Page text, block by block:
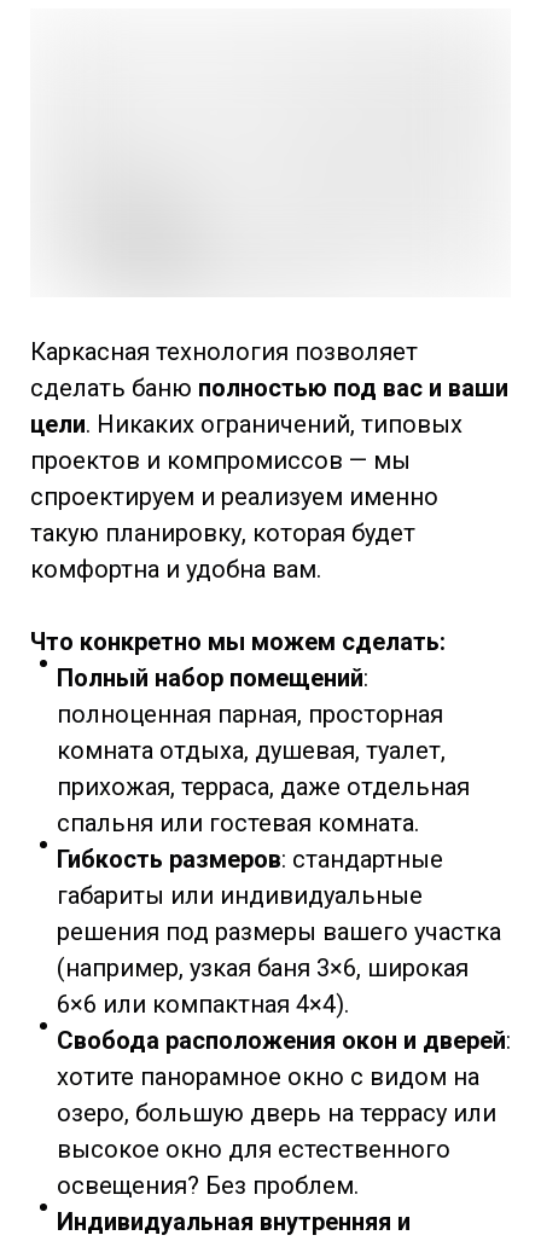
Каркасная технология позволяет
сделать баню полностью под вас и ваши
цели. Никаких ограничений, типовых
проектов и компромиссов — мы
спроектируем и реализуем именно
такую планировку, которая будет
комфортна и удобна вам.
Что конкретно мы можем сделать:
Полный набор помещений:
полноценная парная, просторная
комната отдыха, душевая, туалет,
прихожая, терраса, даже отдельная
спальня или гостевая комната.
Гибкость размеров: стандартные
габариты или индивидуальные
решения под размеры вашего участка
(например, узкая баня 3×6, широкая
6×6 или компактная 4×4).
Свобода расположения окон и дверей:
хотите панорамное окно с видом на
озеро, большую дверь на террасу или
высокое окно для естественного
освещения? Без проблем.
Индивидуальная внутренняя и